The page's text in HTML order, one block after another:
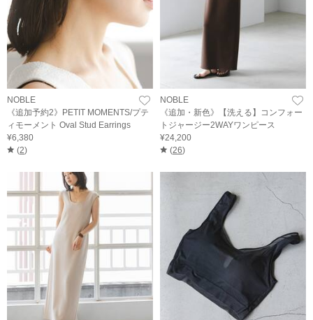
NOBLE
《追加予約2》PETIT MOMENTS/プテ
ィモーメント Oval Stud Earrings
¥6,380
(2)
NOBLE
《追加・新色》【洗える】コンフォー
トジャージー2WAYワンピース
¥24,200
(26)